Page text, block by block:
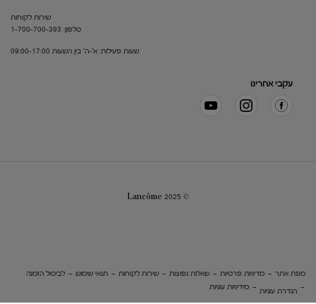
שירות לקוחות
טלפון: 1-700-700-393
שעות פעילות: א'-ה' בין השעות 09:00-17:00
עקבי אחרינו
© Lancôme 2025
מפת אתר מדיניות פרטיות שאלות נפוצות שירות לקוחות תנאי שימוש
לביטול הזמנה
הגדרת עוגיות
מידיניות עוגיות